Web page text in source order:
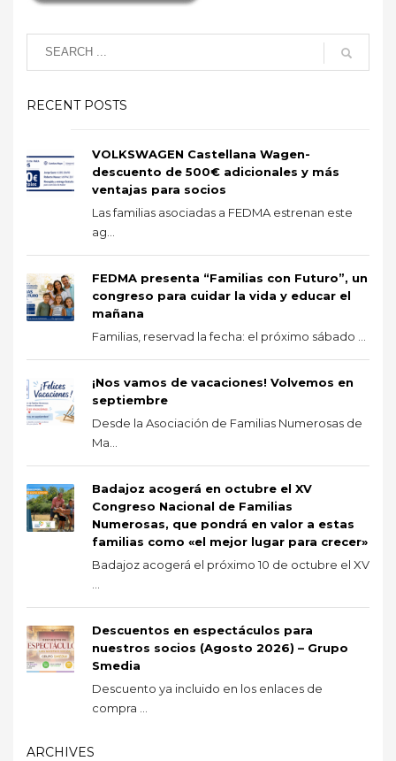
RECENT POSTS
VOLKSWAGEN Castellana Wagen-
descuento de 500€ adicionales y más
ventajas para socios
Las familias asociadas a FEDMA estrenan este
ag...
FEDMA presenta “Familias con Futuro”, un
congreso para cuidar la vida y educar el
mañana
Familias, reservad la fecha: el próximo sábado ...
¡Nos vamos de vacaciones! Volvemos en
septiembre
Desde la Asociación de Familias Numerosas de
Ma...
Badajoz acogerá en octubre el XV
Congreso Nacional de Familias
Numerosas, que pondrá en valor a estas
familias como «el mejor lugar para crecer»
Badajoz acogerá el próximo 10 de octubre el XV
Descuentos en espectáculos para
nuestros socios (Agosto 2026) – Grupo
Smedia
Descuento ya incluido en los enlaces de
compra ...
ARCHIVES